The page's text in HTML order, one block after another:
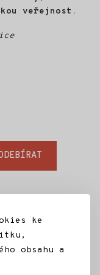
ke
obsahu a
veřejnost.
knihovna
Články